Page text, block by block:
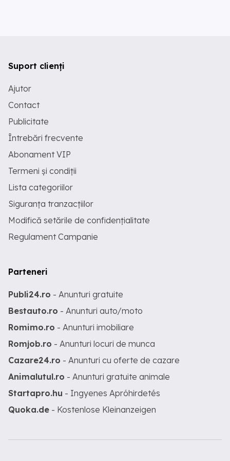
Suport clienți
Ajutor
Contact
Publicitate
Întrebări frecvente
Abonament VIP
Termeni și condiții
Lista categoriilor
Siguranța tranzacțiilor
Modifică setările de confidențialitate
Regulament Campanie
Parteneri
Publi24.ro - Anunturi gratuite
Bestauto.ro - Anunturi auto/moto
Romimo.ro - Anunturi imobiliare
Romjob.ro - Anunturi locuri de munca
Cazare24.ro - Anunturi cu oferte de cazare
Animalutul.ro - Anunturi gratuite animale
Startapro.hu - Ingyenes Apróhirdetés
Quoka.de - Kostenlose Kleinanzeigen